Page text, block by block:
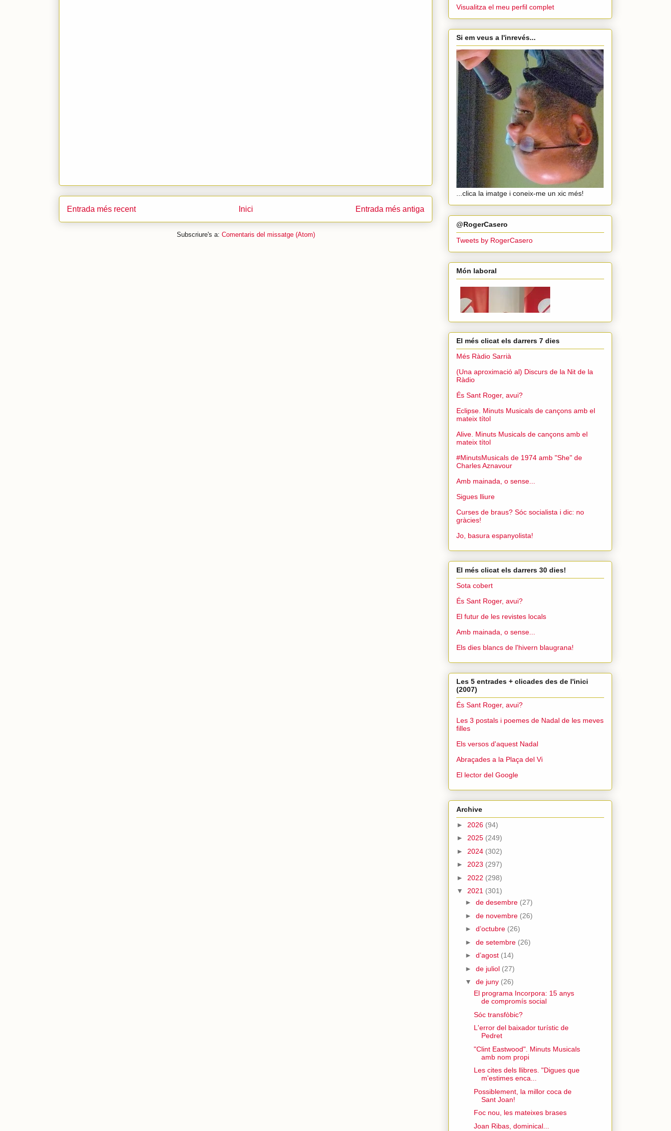
Entrada més recent Entrada més antiga
Inici
Subscriure's a: Comentaris del missatge (Atom)
Visualitza el meu perfil complet
Si em veus a l'inrevés...
...clica la imatge i coneix-me un xic més!
@RogerCasero
Tweets by RogerCasero
Món laboral
El més clicat els darrers 7 dies
Més Ràdio Sarrià
(Una aproximació al) Discurs de la Nit de la
Ràdio
És Sant Roger, avui?
Eclipse. Minuts Musicals de cançons amb el
mateix títol
Alive. Minuts Musicals de cançons amb el
mateix títol
#MinutsMusicals de 1974 amb "She" de
Charles Aznavour
Amb mainada, o sense...
Sigues lliure
Curses de braus? Sóc socialista i dic: no
gràcies!
Jo, basura espanyolista!
El més clicat els darrers 30 dies!
Sota cobert
És Sant Roger, avui?
El futur de les revistes locals
Amb mainada, o sense...
Els dies blancs de l'hivern blaugrana!
Les 5 entrades + clicades des de l'inici
(2007)
És Sant Roger, avui?
Les 3 postals i poemes de Nadal de les meves
filles
Els versos d'aquest Nadal
Abraçades a la Plaça del Vi
El lector del Google
Archive
► 2026 (94)
► 2025 (249)
► 2024 (302)
► 2023 (297)
► 2022 (298)
▼ 2021 (301)
► de desembre (27)
► de novembre (26)
► d’octubre (26)
► de setembre (26)
► d’agost (14)
► de juliol (27)
▼ de juny (26)
El programa Incorpora: 15 anys
de compromís social
Sóc transfòbic?
L'error del baixador turístic de
Pedret
"Clint Eastwood". Minuts Musicals
amb nom propi
Les cites dels llibres. "Digues que
m'estimes enca...
Possiblement, la millor coca de
Sant Joan!
Foc nou, les mateixes brases
Joan Ribas, dominical...